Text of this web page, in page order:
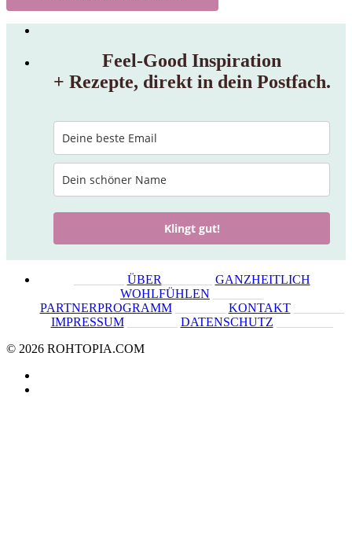
Feel‑Good Inspiration
+ Rezepte, direkt in dein Postfach.
Klingt gut!
ÜBER
GANZHEITLICH
WOHLFÜHLEN
PARTNERPROGRAMM________ KONTAKT________
IMPRESSUM
DATENSCHUTZ
© 2026 ROHTOPIA.COM